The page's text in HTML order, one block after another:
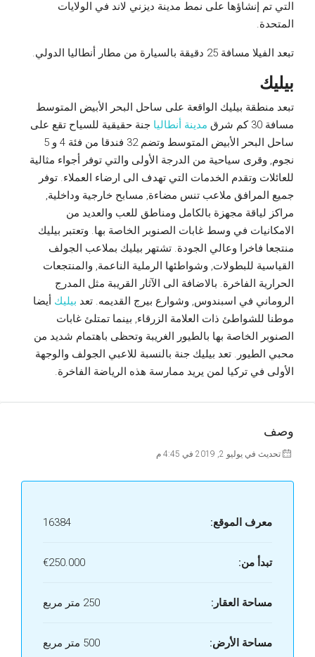
التي تم إنشاؤها على نمط مدينة ديزني لاند في الولايات
المتحدة.
تبعد الفيلا مسافة 25 دقيقة بالسيارة من مطار أنطاليا الدولي.
بيليك
تبعد منطقة بيليك الواقعة على ساحل البحر الأبيض المتوسط
مسافة 30 كم شرق
مدينة أنطاليا جنة حقيقية للسياح تقع على
ساحل البحر الأبيض المتوسط وتضم 32 فندقا من فئة 4 و 5
نجوم, وقرى سياحية من الدرجة الأولى والتي توفر أجواء مثالية
للعائلات وتقدم الخدمات التي تهدف الى ارضاء العملاء. توفر
جميع المرافق ملاعب تنس مضاءة, مسابح خارجية وداخلية,
مراكز لياقة مجهزة بالكامل ومناطق للعب والعديد من
الامكانيات في وسط غابات الصنوبر الخاصة بها. وتعتبر بيليك
منتجعا فاخرا وعالي الجودة. تشتهر بيليك بملاعب الجولف
القياسية للبطولات, وشواطئها الرملية الناعمة, والمنتجعات
الحرارية الفاخرة. بالاضافة الى الآثار القريبة مثل المدرج
الروماني في اسبندوس, وشوارع بيرج القديمه. تعد بيليك أيضا
موطنا للشواطئ ذات العلامة الزرقاء, بينما تمتلئ غابات
الصنوبر الخاصة بها بالطيور الغريبة وتحظى باهتمام شديد من
محبي الطيور. تعد بيليك جنة بالنسبة للاعبي الجولف والوجهة
الأولى في تركيا لمن يريد ممارسة هذه الرياضة الفاخرة.
وصف
تحديث في يوليو 2, 2019 في 4:45 م
معرف الموقع: 16384
تبدأ من: €250.000
مساحة العقار: 250 متر مربع
مساحة الأرض: 500 متر مربع